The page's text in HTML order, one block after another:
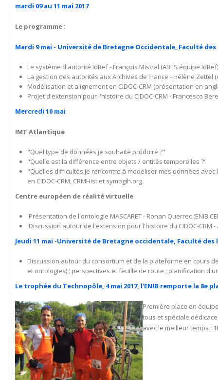
mardi 09 au 11 mai 2017
Le programme :
Mardi 9 mai - Université de Bretagne Occidentale, Faculté
Le système d'autorité IdRef - François Mistral (ABES équipe IdRef)
La gestion des autorités aux Archives de France - Hélène Zettel
Modélisation et alignement en CIDOC-CRM (présentation en
Projet d'extension pour l'histoire du CIDOC-CRM - Francesco
Mercredi 10 mai
IMT Atlantique
"Quel type de données je souhaite produire ?"
"Quelle est la différence entre objets / entités temporelles ?"
"Quelles difficultés je rencontre à modéliser mes données avec
en CIDOC-CRM, CRMHist et symogih.org.
Centre européen de réalité virtuelle
Présentation de l'ontologie MASCARET - Ronan Querrec (ENIB
Discussion autour de l'extension pour l'histoire du CIDOC-CRM
Jeudi 11 mai -Université de Bretagne occidentale, Faculté
Discussion autour du consortium et de la plateforme en cours
et ontologies) ; perspectives et feuille de route ; planification
Le trophée du Technopôle, 4 mai 2017, l'ENIB remporte la 8e
Première place en
tous et spéciale
avec le meilleur temps :